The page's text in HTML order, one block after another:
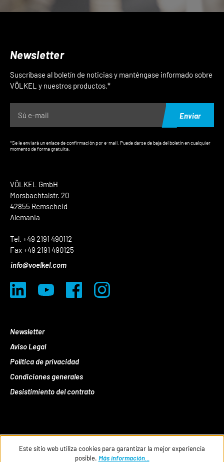
VÖLKEL GmbH
Morsbachtalstr. 20
42855 Remscheid
Alemania
Tel. +49 2191 490112
Fax +49 2191 490125
info@voelkel.com
Newsletter
Aviso Legal
Política de privacidad
Condiciones generales
Desistimiento del contrato
Newsletter
Suscríbase al boletín de noticias y manténgase informado sobre
VÖLKEL y nuestros productos.*
Enviar
*Se le enviará un enlace de confirmación por e-mail. Puede darse de baja del boletín en cualquier
momento de forma gratuita.
Este sitio web utiliza cookies para garantizar la mejor experiencia
posible. Más información...